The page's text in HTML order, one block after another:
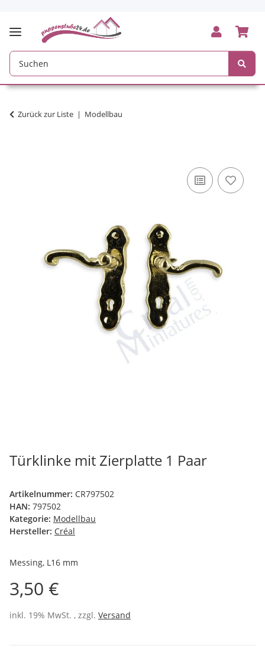
Zurück zur Liste Modellbau
Türklinke mit Zierplatte 1 Paar
Artikelnummer: CR797502
HAN: 797502
Kategorie: Modellbau
Hersteller: Créal
Messing, L16 mm
3,50 €
inkl. 19% MwSt. , zzgl. Versand